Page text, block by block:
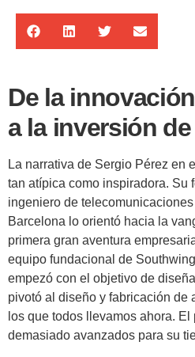
De la
a la inversión
La narrativa de Sergio Pérez en
tan atípica como inspiradora. Su
ingeniero de
Barcelona lo orientó hacia la
primera gran aventura
equipo fundacional de
empezó con el objetivo de
pivotó al diseño y fabricación de
los que todos llevamos ahora. El
demasiado avanzados para su